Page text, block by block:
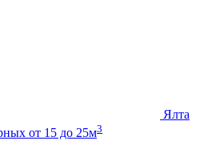
Ялта
от 15 до 25м3